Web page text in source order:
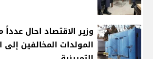
وزير الاقتصاد احال
المولدات المخالفين إلى